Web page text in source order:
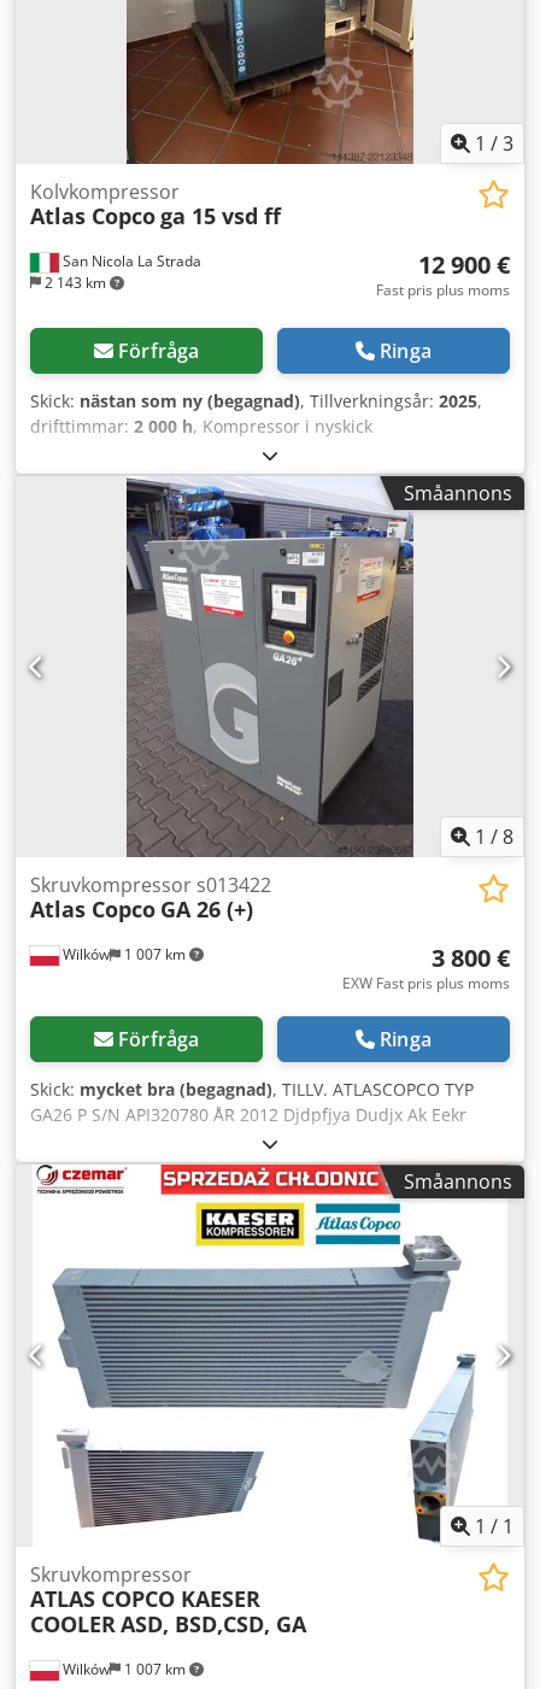
vare full kapsling, kan placeras direkt vid arbetsplatsen) •
Tillåten omgivningstemperatur: +1 °C till +46 °C Djdpfxjy T
Icgs Ak Eskr Mått & Vikt: • Längd x Bredd x Höjd: ca. 1500
mm x 730 mm x 1710 mm • Vikt: ca. 360 kg Styrsystem: •
Typ: Elektronikon Drifttimmar: 1170 h Tillverkningsår: 2018
1 /3
San Nicola La Strada
2 143 km
Kolvkompressor
Atlas Copcoga 15 vsd ff
12 900 €
Fast pris plus moms
Förfråga Ringa
Skick: nästan som ny (begagnad), Tillverkningsår: 2025,
drifttimmar: 2 000 h, Kompressor i nyskick
(demonstrationskompressor), endast 2000 timmar. Vi är
auktoriserade återförsäljare. Nypris enligt lista: 32 074
EUR. Huvudegenskaper: Max tryck: 10 bar Effekt: 15 kW / 20
hk Kapacitet: 2940 l/min Dsdpfxjzdf Iye Ak Eskr
Småannons
1 /8
Wilków 1 007 km
Skruvkompressor s013422
Atlas Copco GA 26 (+)
3 800 €
EXW Fast pris plus moms
Förfråga Ringa
Skick: mycket bra (begagnad), TILLV. ATLASCOPCO TYP
GA26 P S/N API320780 ÅR 2012 Djdpfjya Dudjx Ak Eekr
EFFEKTEFFEKT (kW) 26 KAPACITET (m3/min) 4,16 TRYCK
(bar) 10
Småannons
1 / 1
Wilków 1 007 km
Skruvkompressor
ATLAS COPCO KAESER
COOLERASD, BSD,CSD, GA